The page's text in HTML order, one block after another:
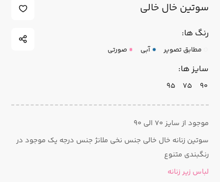
سوتین خال خالی
رنگ ها:
مطابق تصویر آبی صورتی
سایز ها:
90
75
95
موجود از سایز ۷۰ الی ۹۰
سوتین زنانه خال خالی جنس نخی ملانژ جنس درجه یک موجود در
رنگبندی متنوع
لباس زیر زنانه